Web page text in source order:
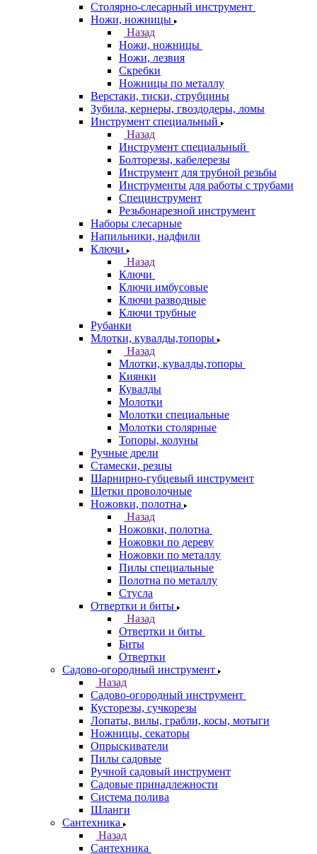
Столярно-слесарный инструмент
Ножи, ножницы
Назад
Ножи, ножницы
Ножи, лезвия
Скребки
Ножницы по металлу
Верстаки, тиски, струбцины
Зубила, кернеры, гвоздодеры, ломы
Инструмент специальный
Назад
Инструмент специальный
Болторезы, кабелерезы
Инструмент для трубной резьбы
Инструменты для работы с трубами
Специнструмент
Резьбонарезной инструмент
Наборы слесарные
Напильники, надфили
Ключи
Назад
Ключи
Ключи имбусовые
Ключи разводные
Ключи трубные
Рубанки
Млотки, кувалды,топоры
Назад
Млотки, кувалды,топоры
Киянки
Кувалды
Молотки
Молотки специальные
Молотки столярные
Топоры, колуны
Ручные дрели
Стамески, резцы
Шарнирно-губцевый инструмент
Щетки проволочные
Ножовки, полотна
Назад
Ножовки, полотна
Ножовки по дереву
Ножовки по металлу
Пилы специальные
Полотна по металлу
Стусла
Отвертки и биты
Назад
Отвертки и биты
Биты
Отвертки
Садово-огородный инструмент
Назад
Садово-огородный инструмент
Кусторезы, сучкорезы
Лопаты, вилы, грабли, косы, мотыги
Ножницы, секаторы
Опрыскиватели
Пилы садовые
Ручной садовый инструмент
Садовые принадлежности
Система полива
Шланги
Сантехника
Назад
Сантехника